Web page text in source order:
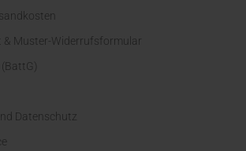
& Muster-Widerrufsformular
Datenschutz